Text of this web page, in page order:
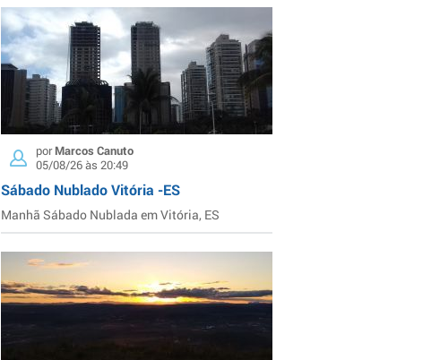
porMarcos Canuto
05/08/26 às 20:49
Sábado Nublado Vitória -ES
Manhã Sábado Nublada em Vitória, ES